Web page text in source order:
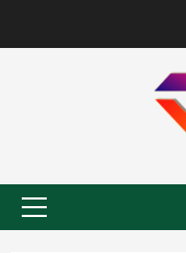
to
Primary